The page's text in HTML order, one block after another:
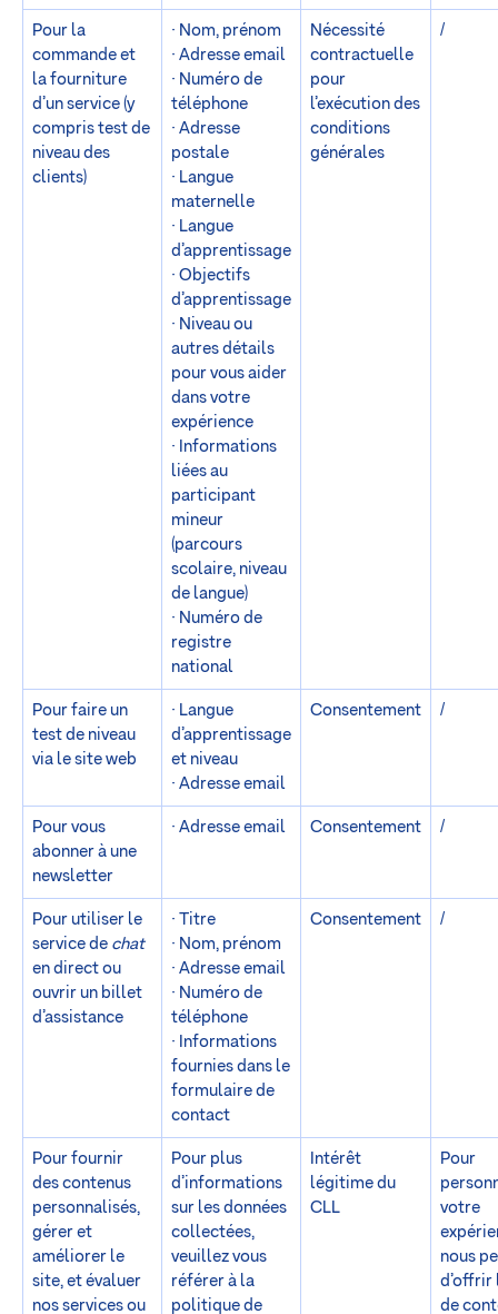
Pour la
commande et
la fourniture
d’un service (y
compris test de
niveau des
clients)
· Nom, prénom
· Adresse email
· Numéro de
téléphone
· Adresse
postale
· Langue
maternelle
· Langue
d’apprentissage
· Objectifs
d’apprentissage
· Niveau ou
autres détails
pour vous aider
dans votre
expérience
· Informations
liées au
participant
mineur
(parcours
scolaire, niveau
de langue)
· Numéro de
registre
national
Nécessité
contractuelle
pour
l’exécution des
conditions
générales
/
Pour faire un
test de niveau
via le site web
· Langue
d’apprentissage
et niveau
· Adresse email
Consentement /
Pour vous
abonner à une
newsletter
· Adresse email Consentement /
Pour utiliser le
service de chat
en direct ou
ouvrir un billet
d’assistance
· Titre
· Nom, prénom
· Adresse email
· Numéro de
téléphone
· Informations
fournies dans le
formulaire de
contact
Consentement /
Pour fournir
des contenus
personnalisés,
gérer et
améliorer le
site, et évaluer
nos services ou
Pour plus
d’informations
sur les données
collectées,
veuillez vous
référer à la
politique de
Intérêt
légitime du
CLL
Pour
votre
nous
d’offrir
de